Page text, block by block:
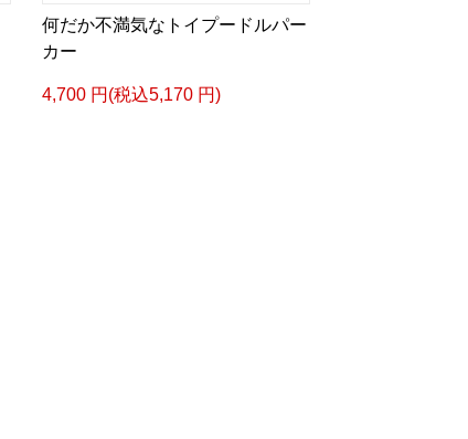
何だか不満気なトイプードルパー
カー
4,700 円(税込5,170 円)